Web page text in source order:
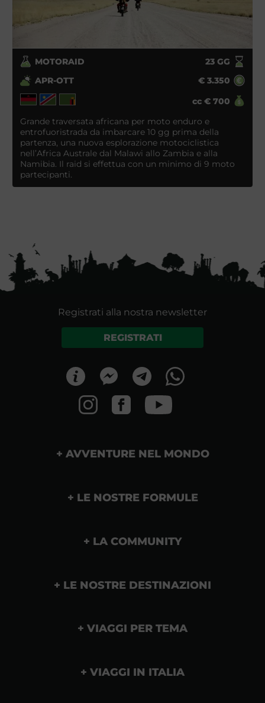
MOTORAID 23GG
APR-OTT
€ 3.350
cc € 700
Grande traversata africana per moto enduro e
entrofuoristrada da imbarcare 10 gg prima della
partenza, una nuova esplorazione motociclistica
nell’Africa Australe dal Malawi allo Zambia e alla
Namibia. Il raid si effettua con un minimo di 9 moto
partecipanti.
Registrati alla nostra newsletter
REGISTRATI
AVVENTURE NEL MONDO
LE NOSTRE FORMULE
LA COMMUNITY
LE NOSTRE DESTINAZIONI
VIAGGI PER TEMA
VIAGGI IN ITALIA